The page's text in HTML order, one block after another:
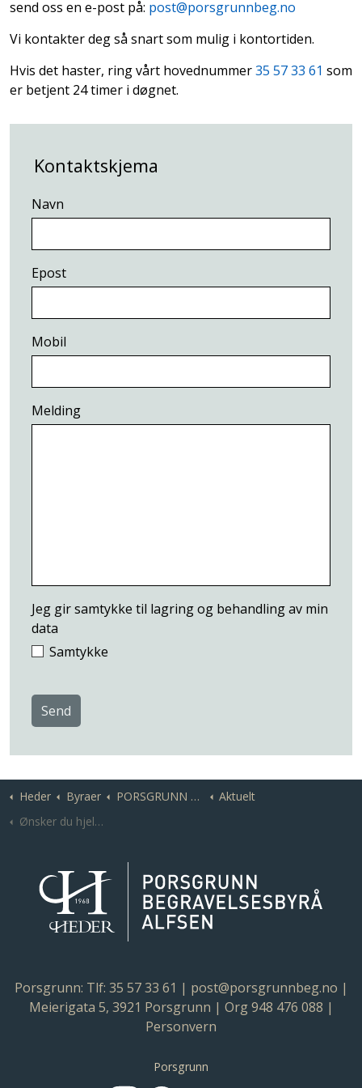
Kontaktskjema
Navn
Epost
Mobil
Melding
Jeg gir samtykke til lagring og behandling av min
data
Samtykke
send oss en e-post på: post@porsgrunnbeg.no
Vi kontakter deg så snart som mulig i kontortiden.
Hvis det haster, ring vårt hovednummer35 57 33 61 som
er betjent 24 timer i døgnet.
Heder Byraer PORSGRUNN | Porsgrunn Begravelsesbyrå Alfsen
Aktuelt
Ønsker du hjelp til gravstellet?
Porsgrunn: Tlf: 35 57 33 61 | post@porsgrunnbeg.no |
Meierigata 5, 3921 Porsgrunn | Org948 476 088 |
Personvern
Porsgrunn